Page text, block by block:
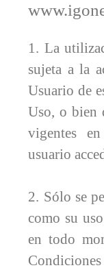
1. La
sujeta a la
Usuario de
Uso, o bien
vigentes
usuario
2. Sólo se
como su
en todo